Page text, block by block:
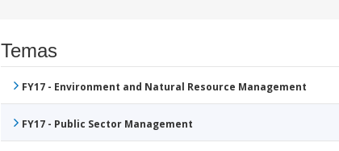
Temas
FY17 - Environment and Natural Resource Management
FY17 - Public Sector Management